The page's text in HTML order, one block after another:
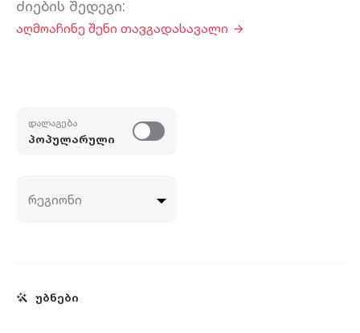
ძიების შედეგი:
აღმოაჩინე შენი თავგადასავალი
დალაგება
პოპულარული
რეგიონი
Უბნები